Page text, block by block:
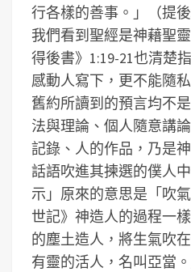
行各樣的善事。」（提
我們看到聖經是神藉聖
得後書》1:19-21也清楚
感動人寫下，更不能隨
舊約所讀到的預言均不
法與理論、個人隨意講
記錄、人的作品，乃是
話語吹進其揀選的僕人
示」原來的意思是「吹
世記》神造人的過程一
的塵土造人，將生氣吹
有靈的活人，名叫亞當